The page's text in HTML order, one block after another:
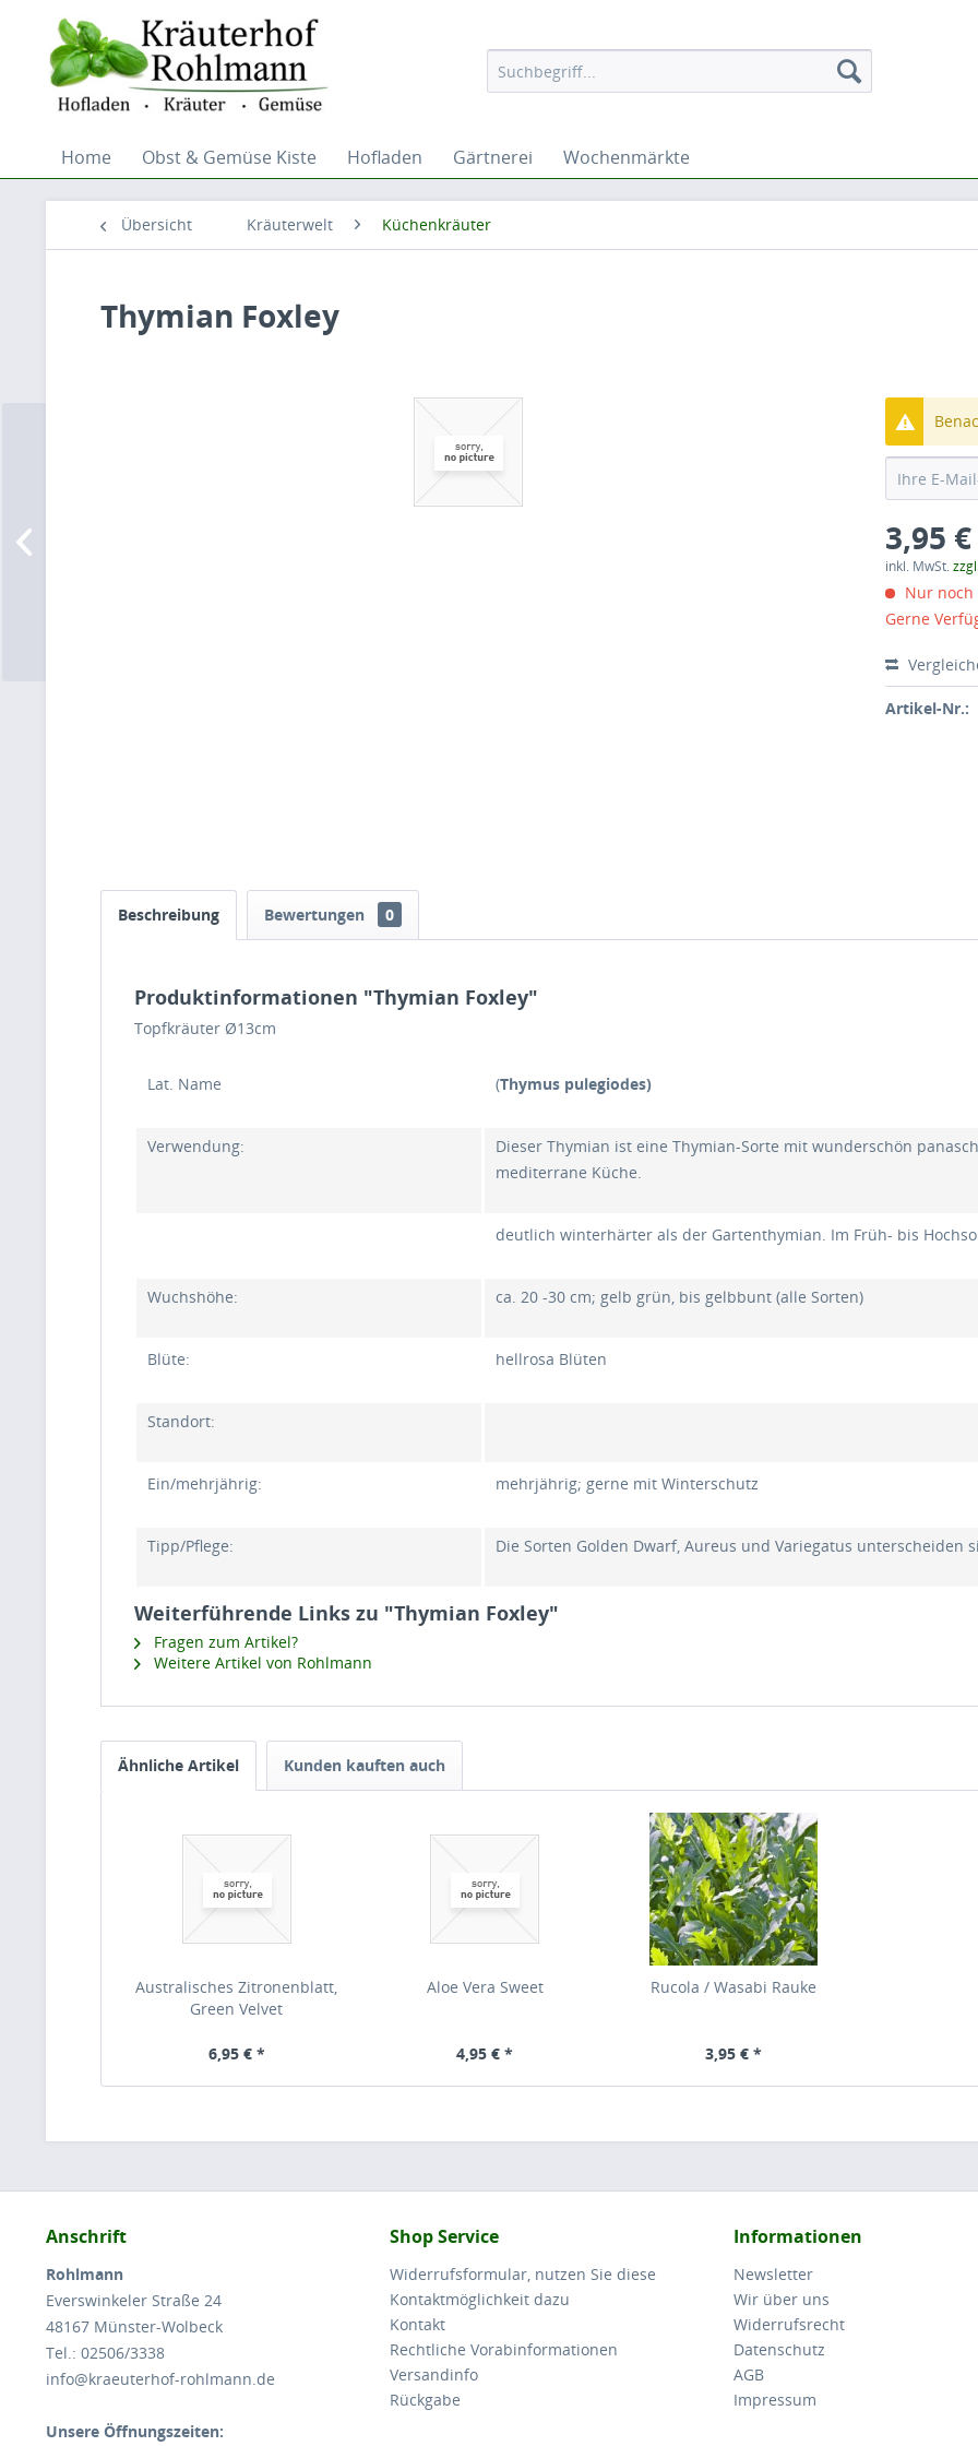
Home Obst & Gemüse Kiste Hofladen Gärtnerei Wochenmärkte
Übersicht Kräuterwelt Küchenkräuter
Thymian Foxley
3,95
inkl. MwSt.
Nur noch
Gerne
Artikel-Nr.:
Beschreibung Bewertungen 0
Produktinformationen "Thymian Foxley"
Topfkräuter Ø13cm
Lat. Name (Thymus pulegiodes)
Verwendung: Dieser Thymian ist eine Thymian-Sorte mit wunderschön
mediterrane Küche.
deutlich winterhärter als der Gartenthymian. Im Früh- bis
Wuchshöhe: ca. 20 -30 cm; gelb grün, bis gelbbunt (alle Sorten)
Blüte: hellrosa Blüten
Standort:
Ein/mehrjährig: mehrjährig; gerne mit Winterschutz
Tipp/Pflege: Die Sorten Golden Dwarf, Aureus und Variegatus unterscheiden
Weiterführende Links zu "Thymian Foxley"
Fragen zum Artikel?
Weitere Artikel von Rohlmann
Ähnliche Artikel Kunden kauften auch
Australisches Zitronenblatt,
Green Velvet
6,95 € *
Aloe Vera Sweet
4,95 € *
Rucola / Wasabi Rauke
3,95 € *
Anschrift
Rohlmann
Everswinkeler Straße 24
48167 Münster-Wolbeck
Tel.: 02506/3338
info@kraeuterhof-rohlmann.de
Unsere Öffnungszeiten:
Shop Service
Widerrufsformular, nutzen Sie diese
Kontaktmöglichkeit dazu
Kontakt
Rechtliche Vorabinformationen
Versandinfo
Rückgabe
Informationen
Newsletter
Wir über uns
Widerrufsrecht
Datenschutz
AGB
Impressum